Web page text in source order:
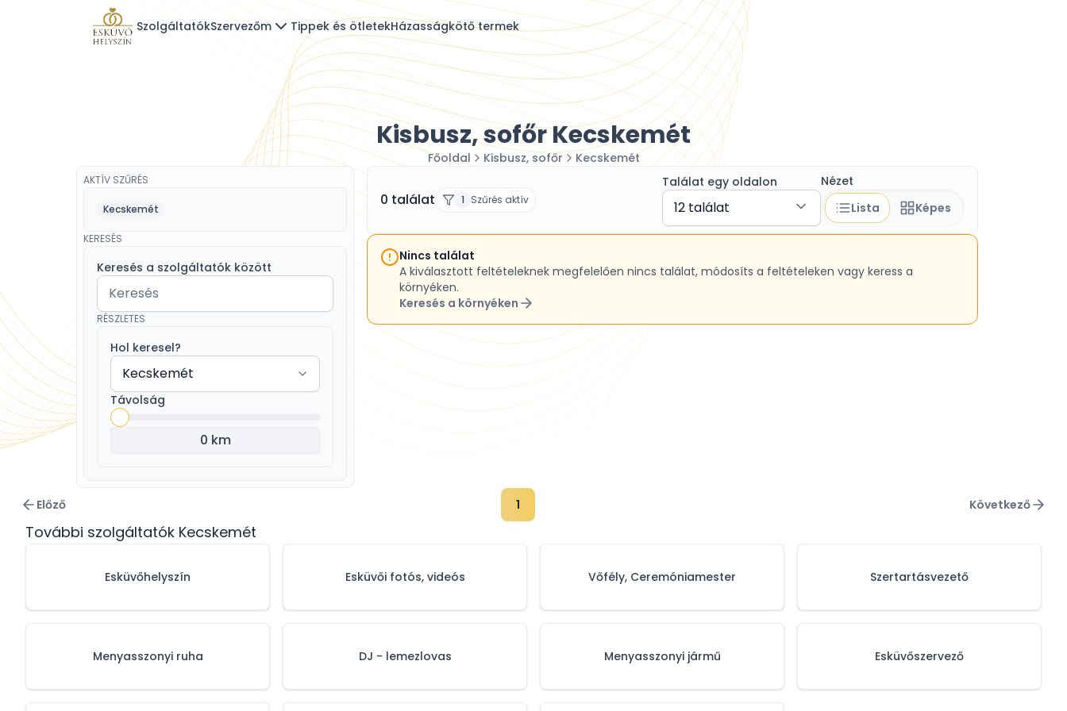
SzolgáltatókSzervezőm Tippek és ötletekHázasságkötő termek
Kisbusz, sofőr Kecskemét
Főoldal Kisbusz, sofőr Kecskemét
AKTÍV SZŰRÉS
Kecskemét
KERESÉS
Keresés a szolgáltatók között
RÉSZLETES
Hol keresel?
Távolság
0 km
0 találat 1 Szűrés aktív
Találat egy oldalon
12 találat
Nézet
Lista
Képes
Nincs találat
A kiválasztott feltételeknek megfelelően nincs találat, módosíts a feltételeken vagy keress a
környéken.
Keresés a környéken
Előző 1 Következő
További szolgáltatók Kecskemét
Esküvőhelyszín
Menyasszonyi ruha
Esküvői fotós, videós
DJ - lemezlovas
Vőfély, Ceremóniamester
Menyasszonyi jármű
Szertartásvezető
Esküvőszervező